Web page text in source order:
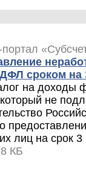
портал
сроком на
на доходы
не
лиц на срок 3
КБ